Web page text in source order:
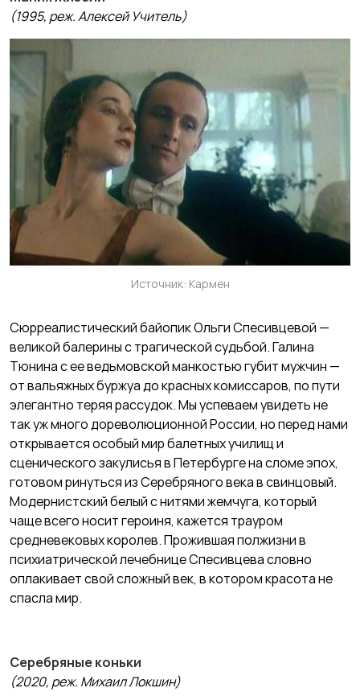
(1995, реж. Алексей Учитель)
Источник: Кармен
Сюрреалистический байопик Ольги Спесивцевой —
великой балерины с трагической судьбой. Галина
Тюнина с ее ведьмовской манкостью губит мужчин —
от вальяжных буржуа до красных комиссаров, по пути
элегантно теряя рассудок. Мы успеваем увидеть не
так уж много дореволюционной России, но перед нами
открывается особый мир балетных училищ и
сценического закулисья в Петербурге на сломе эпох,
готовом ринуться из Серебряного века в свинцовый.
Модернистский белый с нитями жемчуга, который
чаще всего носит героиня, кажется трауром
средневековых королев. Прожившая полжизни в
психиатрической лечебнице Спесивцева словно
оплакивает свой сложный век, в котором красота не
спасла мир.
Серебряные коньки
(2020, реж. Михаил Локшин)